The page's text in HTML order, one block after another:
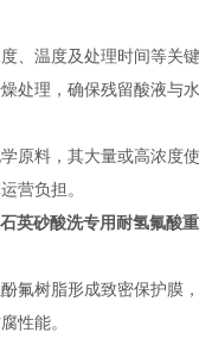
、温度及处理时间等关
处理，确保残留酸液与
原料，其大量或高浓度
营负担。
石英砂酸洗专用耐氢氟酸
氟树脂形成致密保护膜
性能。